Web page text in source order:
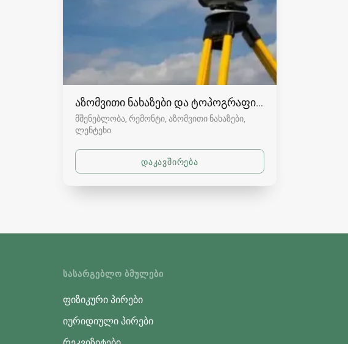
აზომვითი ნახაზები და ტოპოგრაფია სვანეთში
მშენებლობა, რემონტი, აზომვითი ნახაზები
ლენტეხი
ᲡᲐᲡᲐᲠᲒᲔᲑᲚᲝ ᲑᲛᲣᲚᲔᲑᲘ
ფიზიკური პირები
იურიდიული პირები